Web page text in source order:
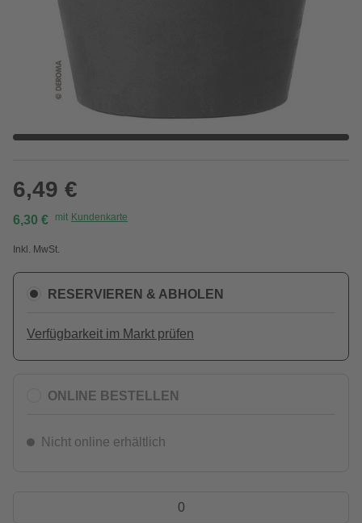
6,49 €
6,30 € mit Kundenkarte
Inkl. MwSt.
RESERVIEREN & ABHOLEN
Verfügbarkeit im Markt prüfen
ONLINE BESTELLEN
Nicht online erhältlich